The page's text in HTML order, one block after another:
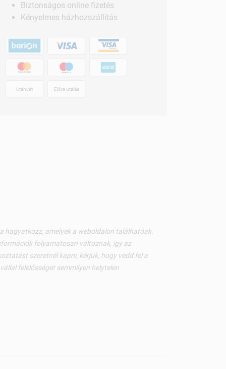
Biztonságos online fizetés
Kényelmes házhozszállítás
Utánvét Előre utalás
hagyatkozz, amelyek a weboldalon találhatóak.
folyamatosan változnak, így az
szeretnél kapni, kérjük, hogy vedd fel a
felelősséget semmilyen helytelen